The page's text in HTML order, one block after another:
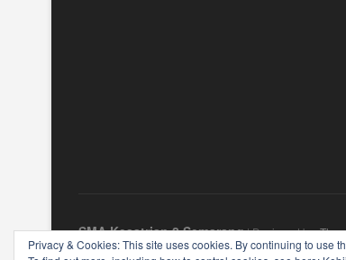
SMA Kesatrian 2 Semarang| Designed by:
Privacy & Cookies: This site uses cookies. By continuing to use